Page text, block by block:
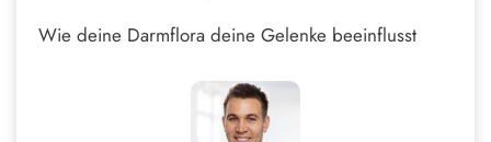
Wie deine Darmflora deine Gelenke beeinflusst